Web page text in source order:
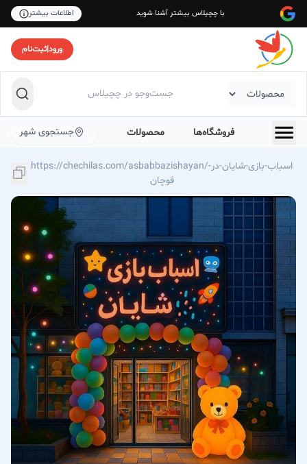
با چچیلاس بیشتر آشنا شوید اطلاعات بیشتر
ورود|ثبت‌نام
فروشگاه‌ها محصولات جستجوی شهر
https://chechilas.com/asbabbazishayan/اسباب-بازی-شایان-در-
قوچان